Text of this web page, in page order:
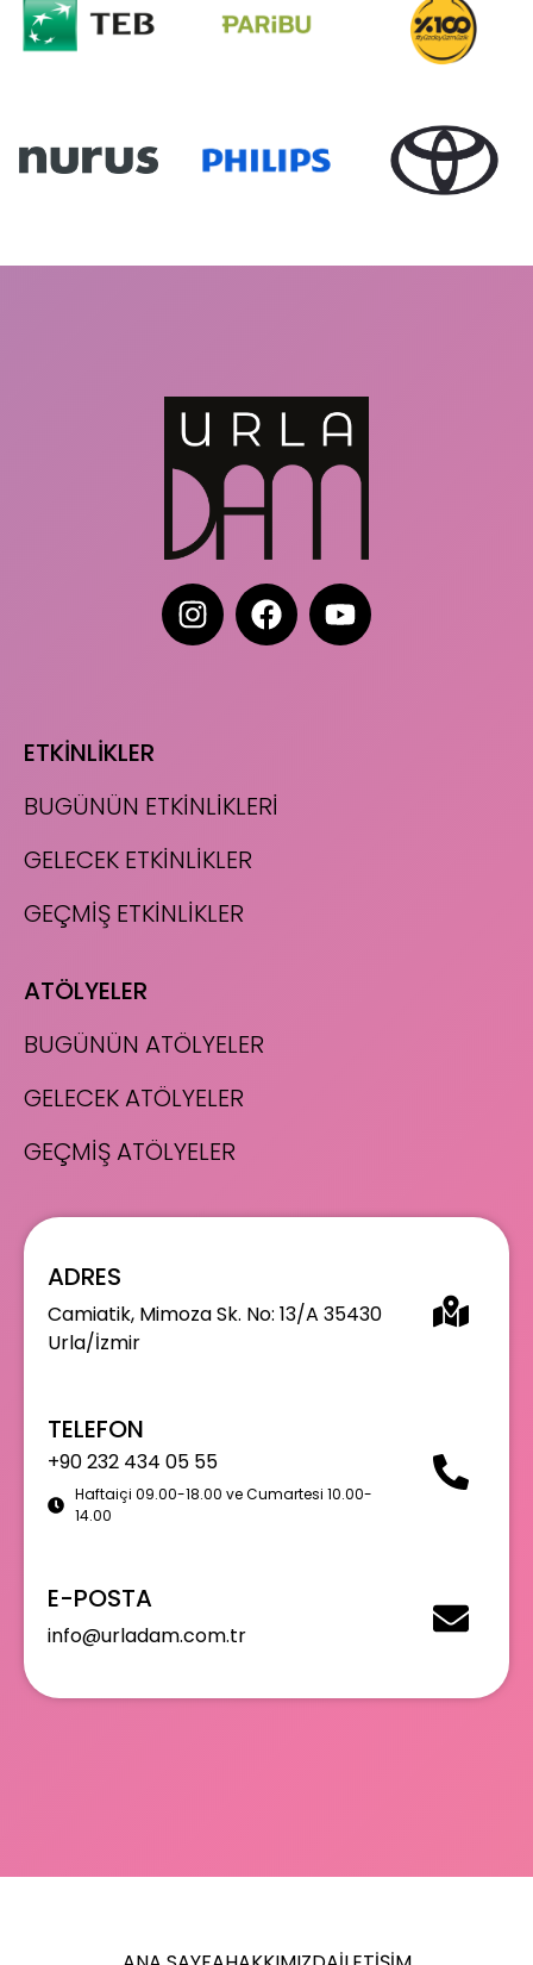
ETKİNLİKLER
BUGÜNÜN ETKİNLİKLERİ
GELECEK ETKİNLİKLER
GEÇMİŞ ETKİNLİKLER
ATÖLYELER
BUGÜNÜN ATÖLYELER
GELECEK ATÖLYELER
GEÇMİŞ ATÖLYELER
ADRES
Camiatik, Mimoza Sk. No: 13/A 35430
Urla/İzmir
TELEFON
+90 232 434 05 55
Haftaiçi 09.00-18.00 ve Cumartesi 10.00-
14.00
E-POSTA
info@urladam.com.tr